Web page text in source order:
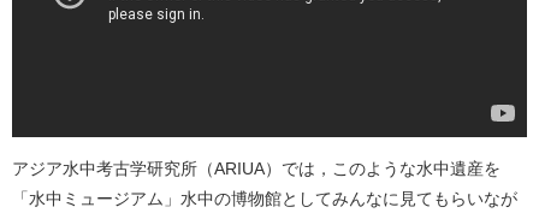
アジア水中考古学研究所（ARIUA）では，このような水中遺産を
「水中ミュージアム」水中の博物館としてみんなに見てもらいなが